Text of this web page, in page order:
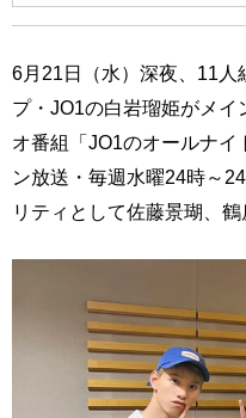
6月21日（水）深夜、11人
プ・JO1の白岩瑠姫がメ
オ番組「JO1のオールナ
ン放送・毎週水曜24時～
リティとして佐藤景瑚、鶴